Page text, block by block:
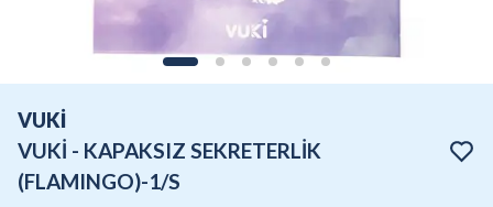
VUKİ
VUKİ - KAPAKSIZ SEKRETERLİK
(FLAMINGO)-1/S